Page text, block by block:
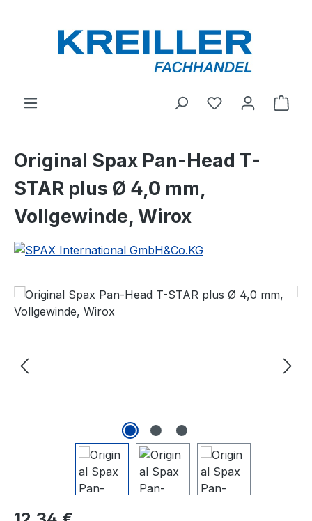
Du hast 0
Original Spax Pan-Head T-
STAR plus Ø 4,0 mm,
Vollgewinde, Wirox
Bildergalerie überspringen
Regulärer Preis: